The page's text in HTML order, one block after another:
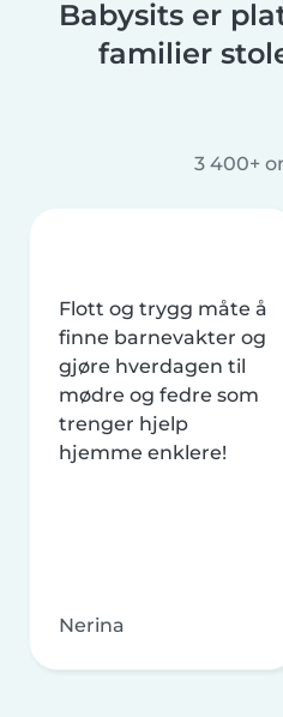
Babysits er
familier
3 400+
Flott og trygg måte å
finne barnevakter og
gjøre hverdagen til
mødre og fedre som
trenger hjelp
hjemme enklere!
Nerina